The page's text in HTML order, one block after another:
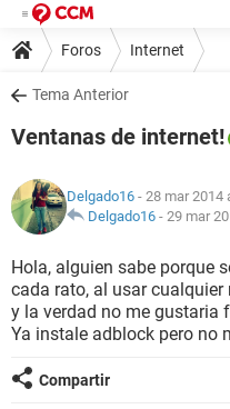
Foros Internet
Tema Anterior
Ventanas de internet!
Delgado16 - 28 mar 2014
Delgado16 - 29 mar
Hola, alguien sabe porque
cada rato, al usar cualquier
y la verdad no me gustaria
Ya instale adblock pero no
Compartir